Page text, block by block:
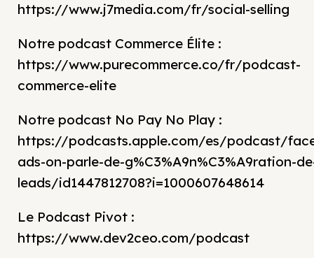
https://www.j7media.com/fr/social-selling
Notre podcast Commerce Élite :
https://www.purecommerce.co/fr/podcast-
commerce-elite
Notre podcast No Pay No Play :
https://podcasts.apple.com/es/podcast/
ads-on-parle-de-g%C3%A9n%C3%A9ration-
leads/id1447812708?i=1000607648614
Le Podcast Pivot :
https://www.dev2ceo.com/podcast